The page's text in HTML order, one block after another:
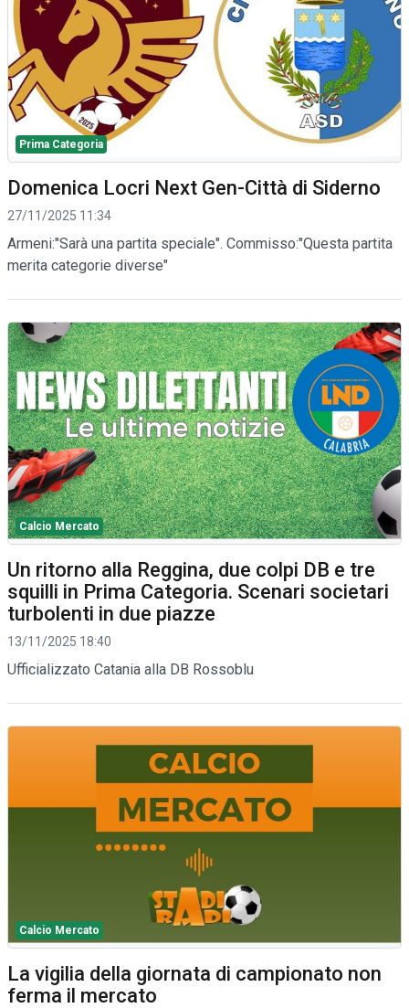
Prima Categoria
Domenica Locri Next Gen-Città di Siderno
27/11/2025 11:34
Armeni:"Sarà una partita speciale". Commisso:"Questa partita
merita categorie diverse"
Calcio Mercato
Un ritorno alla Reggina, due colpi DB e tre
squilli in Prima Categoria. Scenari societari
turbolenti in due piazze
13/11/2025 18:40
Ufficializzato Catania alla DB Rossoblu
Calcio Mercato
La vigilia della giornata di campionato non
ferma il mercato